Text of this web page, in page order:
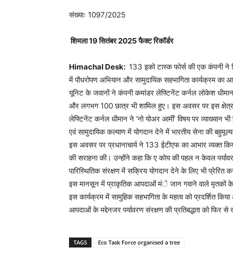
संख्याः 1097/2025
शिमला 19 सितंबर 2025 फैक्ट रिकॉर्डर
Himachal Desk: 133 इको टास्क फोर्स की एक कंपनी ने
में पौधरोपण अभियान और सामुदायिक सहभागिता कार्यक्रम का
यूनिट के जवानों ने कंपनी कमांडर लेफ्टिनेंट कर्नल लोकेश
और लगभग 100 छात्र भी शामिल हुए। इस अवसर पर इस क्षेत्र
लेफ्टिनेंट कर्नल धीमान ने ‘नो योअर आर्मी’ विषय पर व्याख्यान
एवं सामुदायिक कल्याण में योगदान देने में भारतीय सेना की
इस अवसर पर प्रधानाचार्य ने 133 ईटीएफ का आभार व्यक्त
की सराहना की। उन्होंने कहा कि ए कोय की पहल न केवल
पारिस्थितिक संरक्षण में सक्रिय योगदान देने के लिए भी प्रेरित
इस मानसून में प्राकृतिक आपदाओं मंे जान गवाने वाले मृतकों के
इस कार्यक्रम में सामुहिक सहभागिता के महत्व को प्रदर्शित
आपदाओं के मद्देनजर पर्यावरण संरक्षण की प्रतिबद्धता को फिर से
TAGS Eco Task Force organised a tree